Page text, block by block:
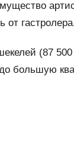
от
(87
большую